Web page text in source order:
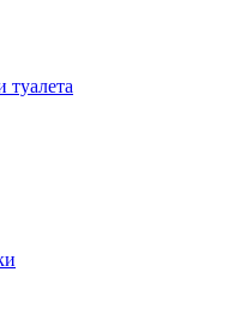
туалета